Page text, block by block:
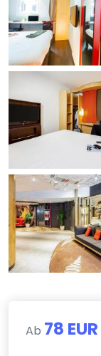
Ab 78 EUR